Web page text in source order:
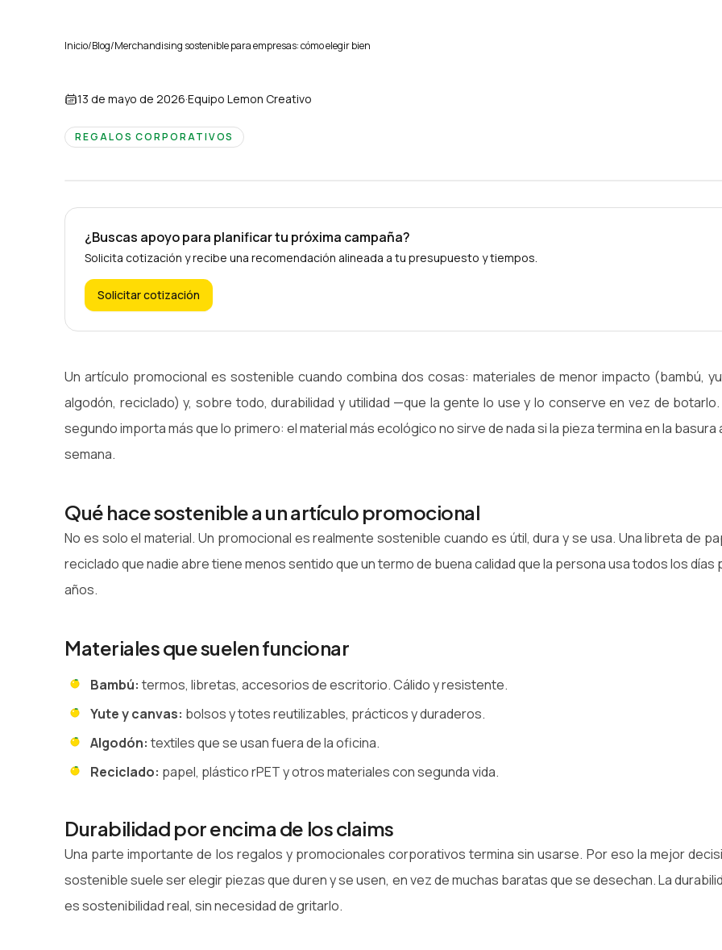
Inicio/Blog/Merchandising sostenible para empresas: cómo elegir bien
13 de mayo de 2026·Equipo Lemon Creativo
REGALOS CORPORATIVOS
¿Buscas apoyo para planificar tu próxima campaña?
Solicita cotización y recibe una recomendación alineada a tu presupuesto y tiempos.
Solicitar cotización
Un artículo promocional es sostenible cuando combina dos cosas: materiales de menor impacto (bambú,
algodón, reciclado) y, sobre todo, durabilidad y utilidad —que la gente lo use y lo conserve en vez de botarlo.
segundo importa más que lo primero: el material más ecológico no sirve de nada si la pieza termina en la basura
semana.
Qué hace sostenible a un artículo promocional
No es solo el material. Un promocional es realmente sostenible cuando es útil, dura y se usa. Una libreta de
reciclado que nadie abre tiene menos sentido que un termo de buena calidad que la persona usa todos los días
años.
Materiales que suelen funcionar
Bambú: termos, libretas, accesorios de escritorio. Cálido y resistente.
Yute y canvas: bolsos y totes reutilizables, prácticos y duraderos.
Algodón: textiles que se usan fuera de la oficina.
Reciclado: papel, plástico rPET y otros materiales con segunda vida.
Durabilidad por encima de los claims
Una parte importante de los regalos y promocionales corporativos termina sin usarse. Por eso la mejor
sostenible suele ser elegir piezas que duren y se usen, en vez de muchas baratas que se desechan. La
es sostenibilidad real, sin necesidad de gritarlo.